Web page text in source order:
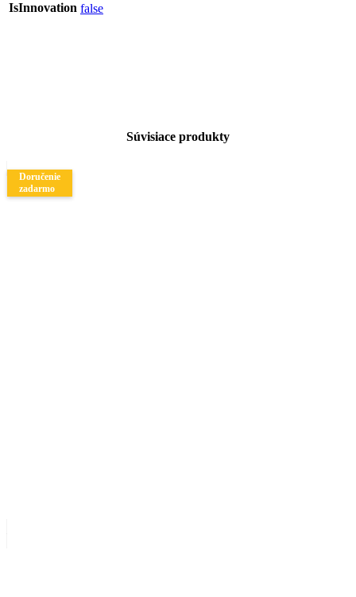
IsInnovation false
Súvisiace produkty
Doručenie
zadarmo